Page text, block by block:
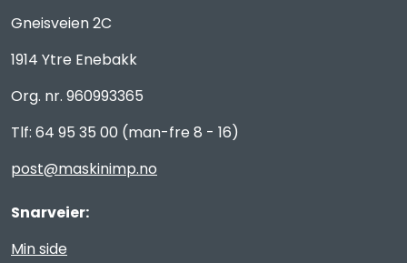
Gneisveien 2C
1914 Ytre Enebakk
Org. nr. 960993365
Tlf: 64 95 35 00 (man-fre 8 - 16)
post@maskinimp.no
Snarveier:
Min side